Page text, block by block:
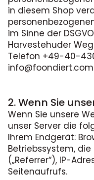
in diesem Shop
im Sinne der
Harvestehuder Weg
Telefon +49-40-
2. Wenn Sie
Wenn Sie unsere
unser Server die
Ihrem Endgerät:
Betriebssystem,
(„Referrer“), IP-
Seitenaufrufs.